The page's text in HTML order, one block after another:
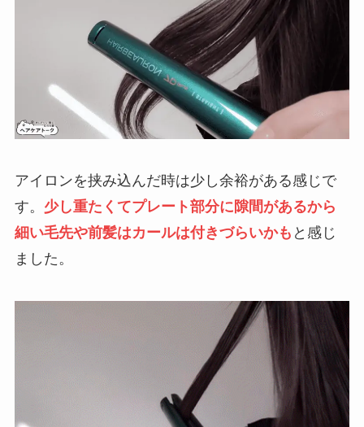
アイロンを挟み込んだ時は少し余裕がある感じで
す。 少し重たくてプレート部分に隙間があるから
細い毛先や前髪はカールは付きづらいかも と感じ
ました。